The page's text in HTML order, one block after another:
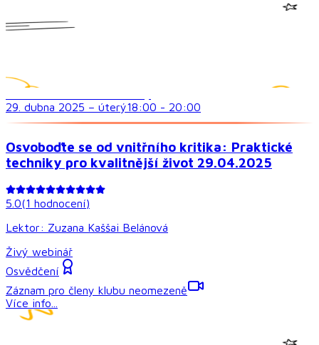
29. dubna 2025 – úterý18:00 - 20:00
Osvoboďte se od vnitřního kritika: Praktické
techniky pro kvalitnější život 29.04.2025
5.0(1 hodnocení)
Lektor: Zuzana Kaššai Belánová
Živý webinář
Osvědčení
Záznam pro členy klubu neomezeně
Více info...